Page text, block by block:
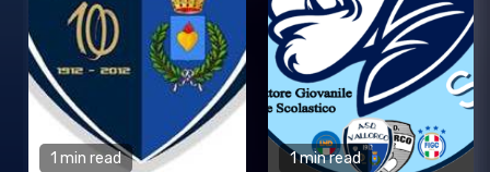
1 min read 1 min read